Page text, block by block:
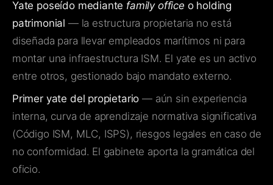
Yate poseído mediante family office o holding
patrimonial — la estructura propietaria no está
diseñada para llevar empleados marítimos ni para
montar una infraestructura ISM. El yate es un activo
entre otros, gestionado bajo mandato externo.
Primer yate del propietario — aún sin experiencia
interna, curva de aprendizaje normativa significativa
(Código ISM, MLC, ISPS), riesgos legales en caso de
no conformidad. El gabinete aporta la gramática del
oficio.